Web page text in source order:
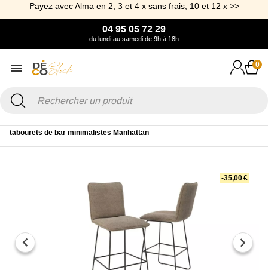
Payez avec Alma en 2, 3 et 4 x sans frais, 10 et 12 x >>
04 95 05 72 29
du lundi au samedi de 9h à 18h
0
tabourets de bar minimalistes Manhattan
-35,00 €